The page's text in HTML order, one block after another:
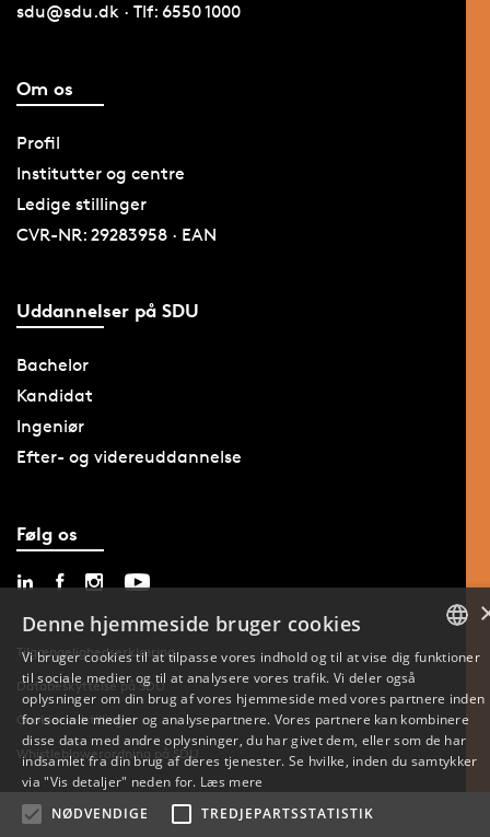
sdu@sdu.dk · Tlf: 6550 1000
Om os
Profil
Institutter og centre
Ledige stillinger
CVR-NR: 29283958 · EAN
Uddannelser på SDU
Bachelor
Kandidat
Ingeniør
Efter- og videreuddannelse
Følg os
Tilgængelighedserklæring
Databeskyttelse på SDU
Cookie-indstillinger
Whistleblowerordning på SDU
ENGLISH
Denne hjemmeside bruger cookies
Vi bruger cookies til at tilpasse vores indhold og til at vise dig funktioner
til sociale medier og til at analysere vores trafik. Vi deler også
oplysninger om din brug af vores hjemmeside med vores partnere inden
for sociale medier og analysepartnere. Vores partnere kan kombinere
disse data med andre oplysninger, du har givet dem, eller som de har
indsamlet fra din brug af deres tjenester. Se hvilke, inden du samtykker
via "Vis detaljer" neden for. Læs mere
NØDVENDIGE
TREDJEPARTSSTATISTIK